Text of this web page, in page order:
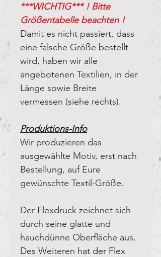
***WICHTIG*** ! Bitte
Größentabelle beachten !
Damit es nicht passiert, dass
eine falsche Größe bestellt
wird, haben wir alle
angebotenen Textilien, in der
Länge sowie Breite
vermessen (siehe rechts).
Produktions-Info
Wir produzieren das
ausgewählte Motiv, erst nach
Bestellung, auf Eure
gewünschte Textil-Größe.
Der Flexdruck zeichnet sich
durch seine glatte und
hauchdünne Oberfläche aus.
Des Weiteren hat der Flex